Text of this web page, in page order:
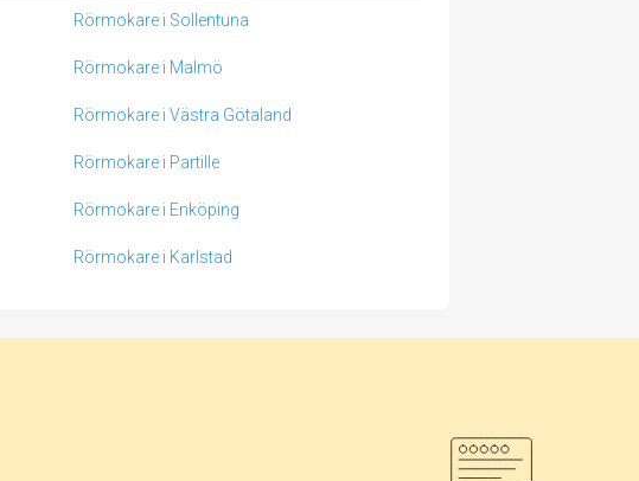
Rörmokare i Sollentuna
Rörmokare i Malmö
Rörmokare i Västra Götaland
Rörmokare i Partille
Rörmokare i Enköping
Rörmokare i Karlstad